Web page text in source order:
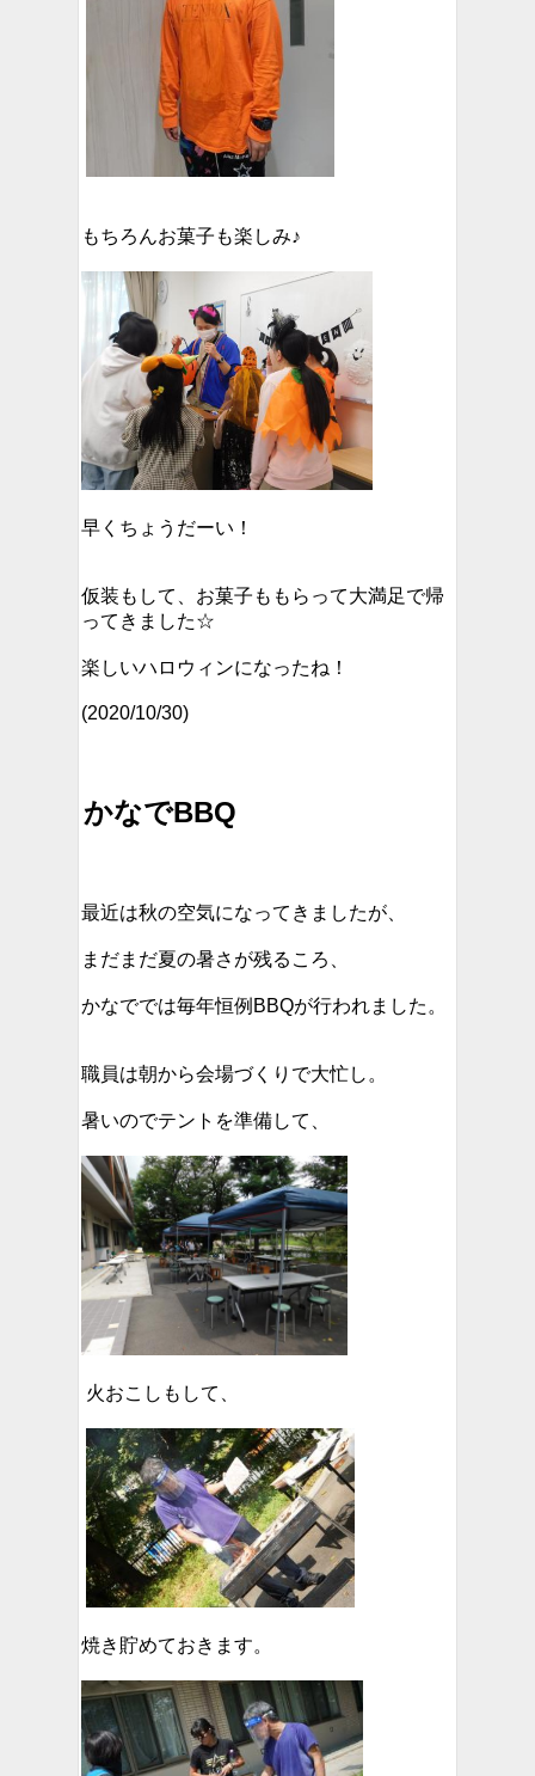
もちろんお菓子も楽しみ♪
早くちょうだーい！
仮装もして、お菓子ももらって大満足で帰
ってきました☆
楽しいハロウィンになったね！
(2020/10/30)
かなでBBQ
最近は秋の空気になってきましたが、
まだまだ夏の暑さが残るころ、
かなででは毎年恒例BBQが行われました。
職員は朝から会場づくりで大忙し。
暑いのでテントを準備して、
火おこしもして、
焼き貯めておきます。